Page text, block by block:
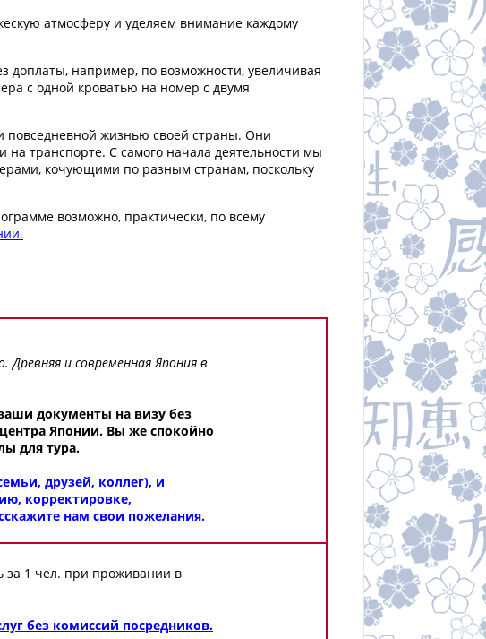
атмосферу и уделяем внимание каждому
доплаты, например, по возможности, увеличивая
с одной кроватью на номер с двумя
повседневной жизнью своей страны. Они
транспорте. С самого начала деятельности мы
кочующими по разным странам, поскольку
возможно, практически, по всему
Древняя и современная Япония в
документы на визу без
Японии. Вы же спокойно
для тура.
друзей, коллег), и
корректировке,
нам свои пожелания.
за 1 чел. при проживании в
без комиссий посредников.